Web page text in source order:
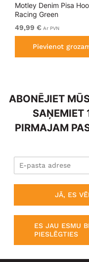
Motley Denim Pisa
Racing Green
49,99 € Ar PVN
Pievienot
ABONĒJIET
SAŅEMIET
PIRMAJAM
JĀ, ES
ES JAU ESMU
PIESLĒGTIES